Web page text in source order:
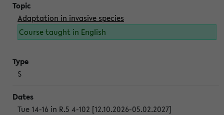
Adaptation in invasive species
Course taught in English
S
Tue 14-16 in R.5 4-102 [12.10.2026-05.02.2027]